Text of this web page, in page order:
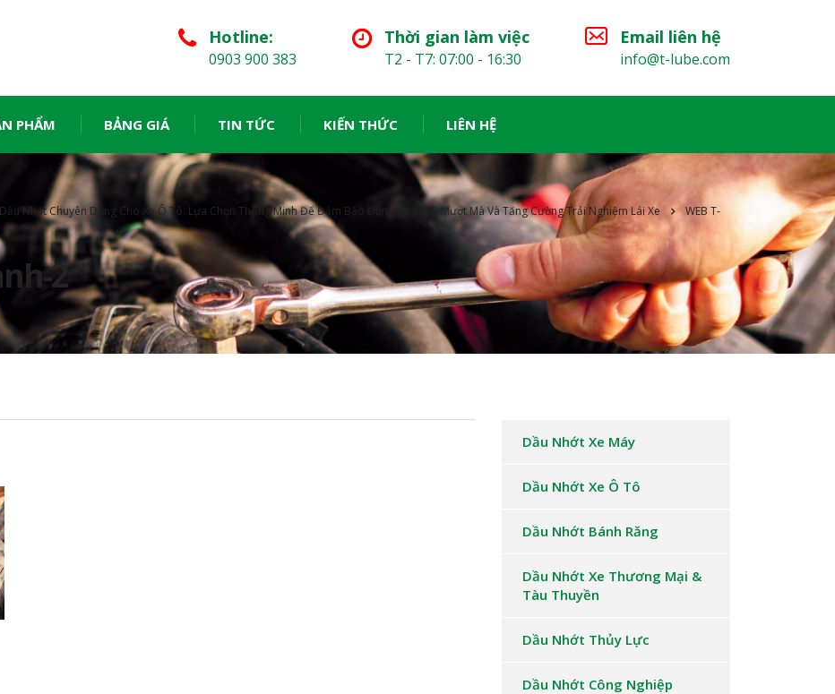
Email liên hệ
info@t-lube.com
Thời gian làm việc
T2 - T7: 07:00 - 16:30
Hotline:
0903 900 383
PHẨM BẢNG GIÁ TIN TỨC KIẾN THỨC LIÊN HỆ
Dầu Nhớt Chuyên Dụng Cho Xe Ô Tô: Lựa Chọn Thông Minh Để Đảm Bảo Động Cơ Luôn Mượt Mà Và Tăng Cường Trải Nghiệm Lái Xe
WEB T-
2
Dầu Nhớt Xe Máy
Dầu Nhớt Xe Ô Tô
Dầu Nhớt Bánh Răng
Dầu Nhớt Xe Thương Mại &
Tàu Thuyền
Dầu Nhớt Thủy Lực
Dầu Nhớt Công Nghiệp